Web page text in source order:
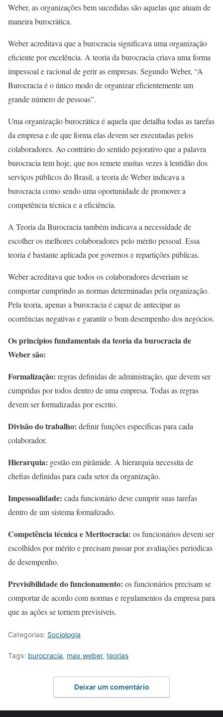
Weber, as organizações bem sucedidas são aquelas que atuam de
maneira burocrática.
Weber acreditava que a burocracia significava uma organização
eficiente por excelência. A teoria da burocracia criava uma forma
impessoal e racional de gerir as empresas. Segundo Weber, “A
Burocracia é o único modo de organizar eficientemente um
grande número de pessoas”.
Uma organização burocrática é aquela que detalha todas as tarefas
da empresa e de que forma elas devem ser executadas pelos
colaboradores. Ao contrário do sentido pejorativo que a palavra
burocracia tem hoje, que nos remete muitas vezes à lentidão dos
serviços públicos do Brasil, a teoria de Weber indicava a
burocracia como sendo uma oportunidade de promover a
competência técnica e a eficiência.
A Teoria da Burocracia também indicava a necessidade de
escolher os melhores colaboradores pelo mérito pessoal. Essa
teoria é bastante aplicada por governos e repartições públicas.
Weber acreditava que todos os colaboradores deveriam se
comportar cumprindo as normas determinadas pela organização.
Pela teoria, apenas a burocracia é capaz de antecipar as
ocorrências negativas e garantir o bom desempenho dos negócios.
Os princípios fundamentais da teoria da burocracia de
Weber são:
Formalização: regras definidas de administração, que devem ser
cumpridas por todos dentro de uma empresa. Todas as regras
devem ser formalizadas por escrito.
Divisão do trabalho: definir funções específicas para cada
colaborador.
Hierarquia: gestão em pirâmide. A hierarquia necessita de
chefias definidas para cada setor da organização.
Impessoalidade: cada funcionário deve cumprir suas tarefas
dentro de um sistema formalizado.
Competência técnica e Meritocracia: os funcionários devem ser
escolhidos por mérito e precisam passar por avaliações periódicas
de desempenho.
Previsibilidade do funcionamento: os funcionários precisam se
comportar de acordo com normas e regulamentos da empresa para
que as ações se tornem previsíveis.
Categorias: Sociologia
Tags: burocracia, max weber, teorias
Deixar um comentário